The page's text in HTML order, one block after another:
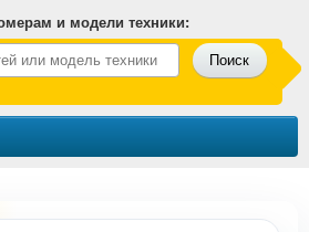
и модели техники:
Поиск